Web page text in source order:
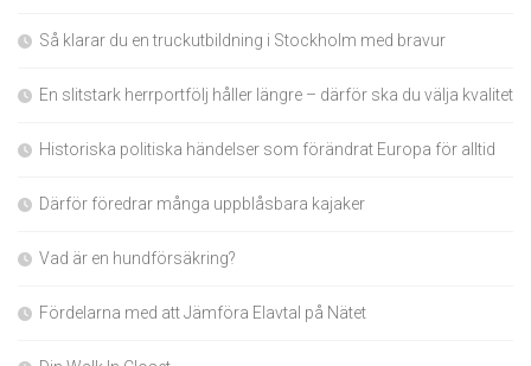
Så klarar du en truckutbildning i Stockholm med bravur
En slitstark herrportfölj håller längre – därför ska du välja kvalitet
Historiska politiska händelser som förändrat Europa för alltid
Därför föredrar många uppblåsbara kajaker
Vad är en hundförsäkring?
Fördelarna med att Jämföra Elavtal på Nätet